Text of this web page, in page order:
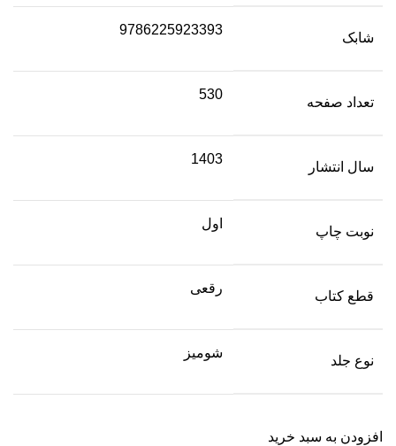
شابک
9786225923393
تعداد صفحه
530
سال انتشار
1403
نوبت چاپ
اول
قطع کتاب
رقعی
نوع جلد
شومیز
افزودن به سبد خرید